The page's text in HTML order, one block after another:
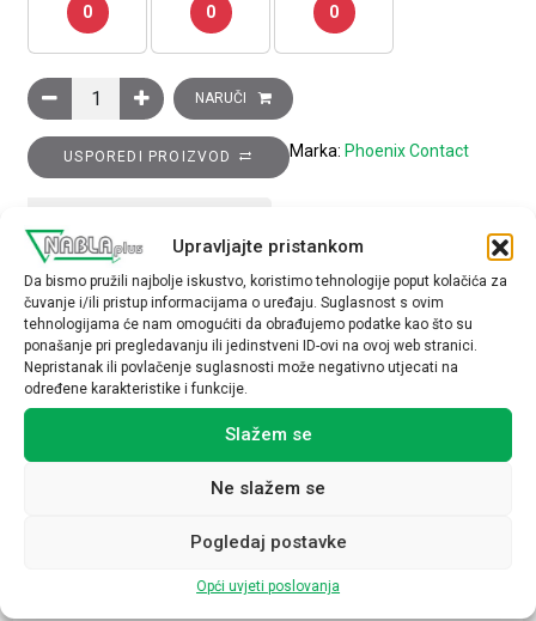
Upravljajte pristankom
Da bismo pružili najbolje iskustvo, koristimo tehnologije poput kolačića za
čuvanje i/ili pristup informacijama o uređaju. Suglasnost s ovim
tehnologijama će nam omogućiti da obrađujemo podatke kao što su
ponašanje pri pregledavanju ili jedinstveni ID-ovi na ovoj web stranici.
Nepristanak ili povlačenje suglasnosti može negativno utjecati na
određene karakteristike i funkcije.
Slažem se
Ne slažem se
Pogledaj postavke
Opći uvjeti poslovanja
0 0 0
Kliješta za gnječenje neizoliranih natičnih stopica do 6mm2.
NARUČI
USPOREDI PROIZVOD Marka: Phoenix Contact
TEHNIČKE SPECIFIKACIJE
materijal
plastika
Povezani proizvodi